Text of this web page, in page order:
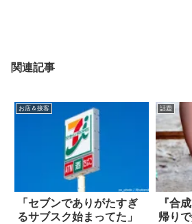
関連記事
お店＆接客
「セブンでありがたすぎ
るサブスク始まってた」
話題
『合
帰り